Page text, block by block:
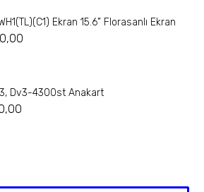
Ekran 15.6” Florasanlı Ekran
Dv3-4300st Anakart